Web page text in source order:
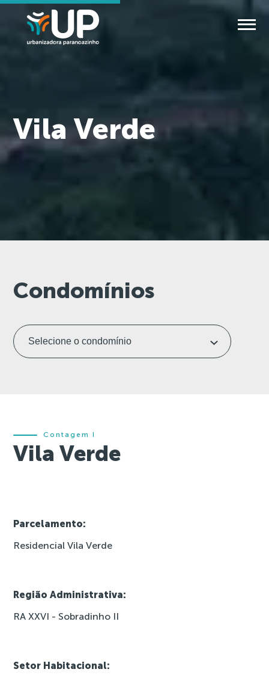
Vila Verde
Condomínios
Contagem I
Vila Verde
Parcelamento:
Residencial Vila Verde
Região Administrativa:
RA XXVI - Sobradinho II
Setor Habitacional: